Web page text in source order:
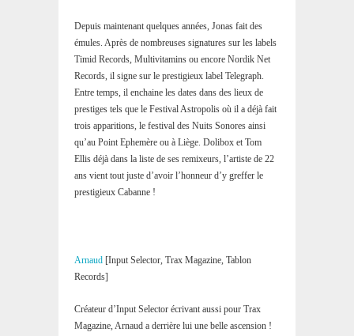
Depuis maintenant quelques années, Jonas fait des
émules. Après de nombreuses signatures sur les labels
Timid Records, Multivitamins ou encore Nordik Net
Records, il signe sur le prestigieux label Telegraph.
Entre temps, il enchaine les dates dans des lieux de
prestiges tels que le Festival Astropolis où il a déjà fait
trois apparitions, le festival des Nuits Sonores ainsi
qu’au Point Ephemère ou à Liège. Dolibox et Tom
Ellis déjà dans la liste de ses remixeurs, l’artiste de 22
ans vient tout juste d’avoir l’honneur d’y greffer le
prestigieux Cabanne !
Arnaud [Input Selector, Trax Magazine, Tablon
Records]
Créateur d’Input Selector écrivant aussi pour Trax
Magazine, Arnaud a derrière lui une belle ascension !